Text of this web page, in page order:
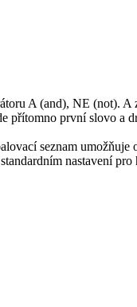
A (and), NE (not). A
přítomno první slovo a
seznam umožňuje
nastavení